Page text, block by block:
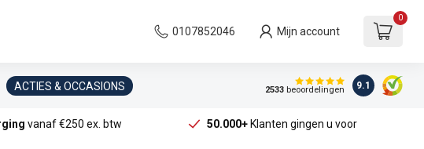
0107852046 Mijn account
0
ACTIES & OCCASIONS 2533beoordelingen 9.1
vanaf €250 ex. btw 50.000+Klanten gingen u voor